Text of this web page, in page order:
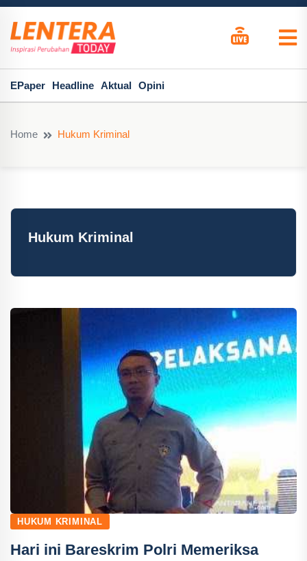
EPaper Headline Aktual Opini
Home Hukum Kriminal
Hukum Kriminal
HUKUM KRIMINAL
Hari ini Bareskrim Polri Memeriksa